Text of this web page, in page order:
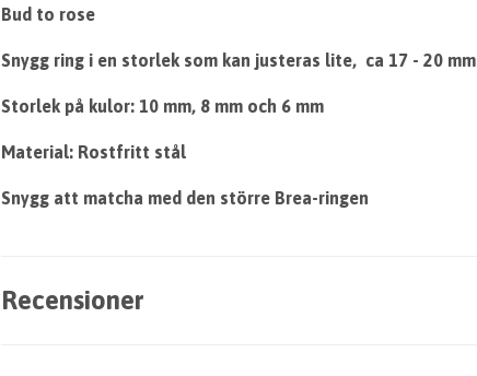
Bud to rose
Snygg ring i en storlek som kan justeras lite, ca 17 - 20 mm
Storlek på kulor: 10 mm, 8 mm och 6 mm
Material: Rostfritt stål
Snygg att matcha med den större Brea-ringen
Recensioner